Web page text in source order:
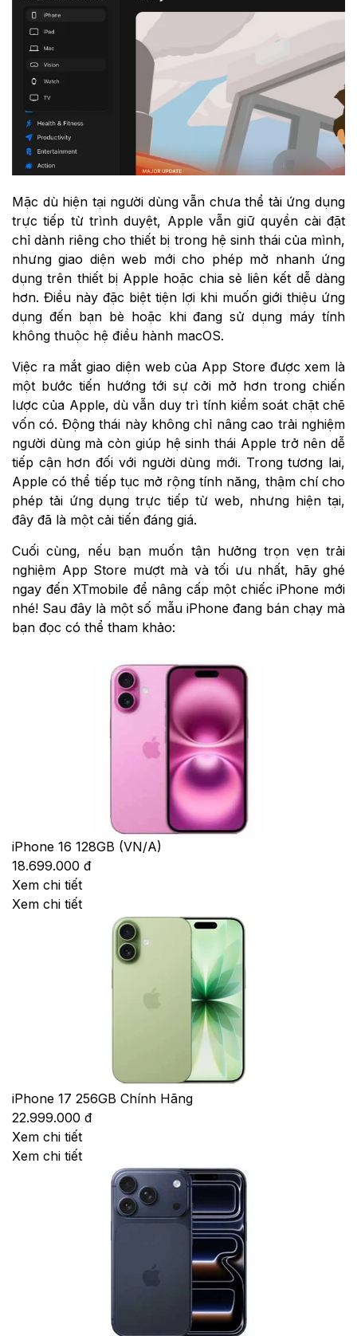
Mặc dù hiện tại người dùng vẫn chưa thể tải ứng dụng
trực tiếp từ trình duyệt, Apple vẫn giữ quyền cài đặt
chỉ dành riêng cho thiết bị trong hệ sinh thái của mình,
nhưng giao diện web mới cho phép mở nhanh ứng
dụng trên thiết bị Apple hoặc chia sẻ liên kết dễ dàng
hơn. Điều này đặc biệt tiện lợi khi muốn giới thiệu ứng
dụng đến bạn bè hoặc khi đang sử dụng máy tính
không thuộc hệ điều hành macOS.
Việc ra mắt giao diện web của App Store được xem là
một bước tiến hướng tới sự cởi mở hơn trong chiến
lược của Apple, dù vẫn duy trì tính kiểm soát chặt chẽ
vốn có. Động thái này không chỉ nâng cao trải nghiệm
người dùng mà còn giúp hệ sinh thái Apple trở nên dễ
tiếp cận hơn đối với người dùng mới. Trong tương lai,
Apple có thể tiếp tục mở rộng tính năng, thậm chí cho
phép tải ứng dụng trực tiếp từ web, nhưng hiện tại,
đây đã là một cải tiến đáng giá.
Cuối cùng, nếu bạn muốn tận hưởng trọn vẹn trải
nghiệm App Store mượt mà và tối ưu nhất, hãy ghé
ngay đến XTmobile để nâng cấp một chiếc iPhone mới
nhé! Sau đây là một số mẫu iPhone đang bán chạy mà
bạn đọc có thể tham khảo:
iPhone 16 128GB (VN/A)
18.699.000 đ
Xem chi tiết
Xem chi tiết
iPhone 17 256GB Chính Hãng
22.999.000 đ
Xem chi tiết
Xem chi tiết